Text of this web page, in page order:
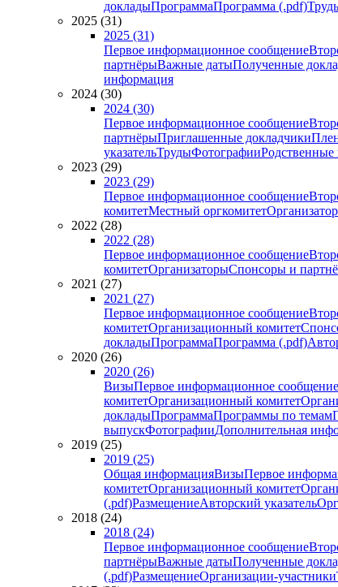
докладыПрограммаПрограмма (.pdf)
2025 (31)
2025 (31)
Первое информационное сообщение
партнёрыВажные датыПолученные
информация
2024 (30)
2024 (30)
Первое информационное сообщение
партнёрыПриглашенные докладчики
указательТрудыФотографии
2023 (29)
2023 (29)
Первое информационное сообщение
комитетМестный оргкомитет
2022 (28)
2022 (28)
Первое информационное сообщение
комитетОрганизаторыСпонсоры и
2021 (27)
2021 (27)
Первое информационное сообщение
комитетОрганизационный комитет
докладыПрограммаПрограмма (.pdf)
2020 (26)
2020 (26)
ВизыПервое информационное сообщение
комитетОрганизационный комитет
докладыПрограммаПрограммы по темам
выпускФотографииДополнительная
2019 (25)
2019 (25)
Общая информацияВизыПервое
комитетОрганизационный комитет
(.pdf)РазмещениеАвторский указатель
2018 (24)
2018 (24)
Первое информационное сообщение
партнёрыВажные датыПолученные
(.pdf)РазмещениеОрганизации-участники